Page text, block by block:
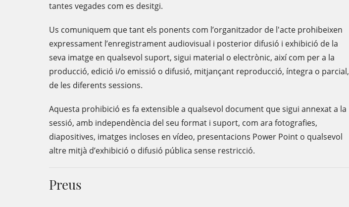
tantes vegades com es desitgi.
Us comuniquem que tant els ponents com l’organitzador de l'acte prohibeixen
expressament l’enregistrament audiovisual i posterior difusió i exhibició de la
seva imatge en qualsevol suport, sigui material o electrònic, així com per a la
producció, edició i/o emissió o difusió, mitjançant reproducció, íntegra o parcial,
de les diferents sessions.
Aquesta prohibició es fa extensible a qualsevol document que sigui annexat a la
sessió, amb independència del seu format i suport, com ara fotografies,
diapositives, imatges incloses en vídeo, presentacions Power Point o qualsevol
altre mitjà d’exhibició o difusió pública sense restricció.
Preus